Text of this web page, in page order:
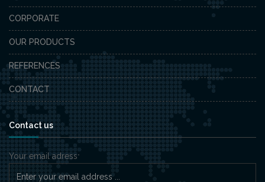
CORPORATE
OUR PRODUCTS
REFERENCES
CONTACT
Contact us
Your email adress*